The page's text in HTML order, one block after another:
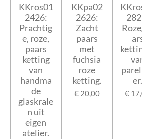
KKros01
2426:
Prachtig
e, roze,
paars
ketting
van
handma
de
glaskrale
n uit
eigen
atelier.
KKpa02
2626:
Zacht
paars
met
fuchsia
roze
ketting.
€ 20,00
er.
€